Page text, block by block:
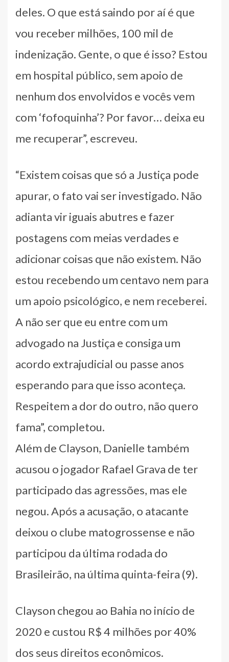
deles. O que está saindo por aí é que
vou receber milhões, 100 mil de
indenização. Gente, o que é isso? Estou
em hospital público, sem apoio de
nenhum dos envolvidos e vocês vem
com ‘fofoquinha’? Por favor… deixa eu
me recuperar”, escreveu.
“Existem coisas que só a Justiça pode
apurar, o fato vai ser investigado. Não
adianta vir iguais abutres e fazer
postagens com meias verdades e
adicionar coisas que não existem. Não
estou recebendo um centavo nem para
um apoio psicológico, e nem receberei.
A não ser que eu entre com um
advogado na Justiça e consiga um
acordo extrajudicial ou passe anos
esperando para que isso aconteça.
Respeitem a dor do outro, não quero
fama”, completou.
Além de Clayson, Danielle também
acusou o jogador Rafael Grava de ter
participado das agressões, mas ele
negou. Após a acusação, o atacante
deixou o clube matogrossense e não
participou da última rodada do
Brasileirão, na última quinta-feira (9).
Clayson chegou ao Bahia no início de
2020 e custou R$ 4 milhões por 40%
dos seus direitos econômicos.